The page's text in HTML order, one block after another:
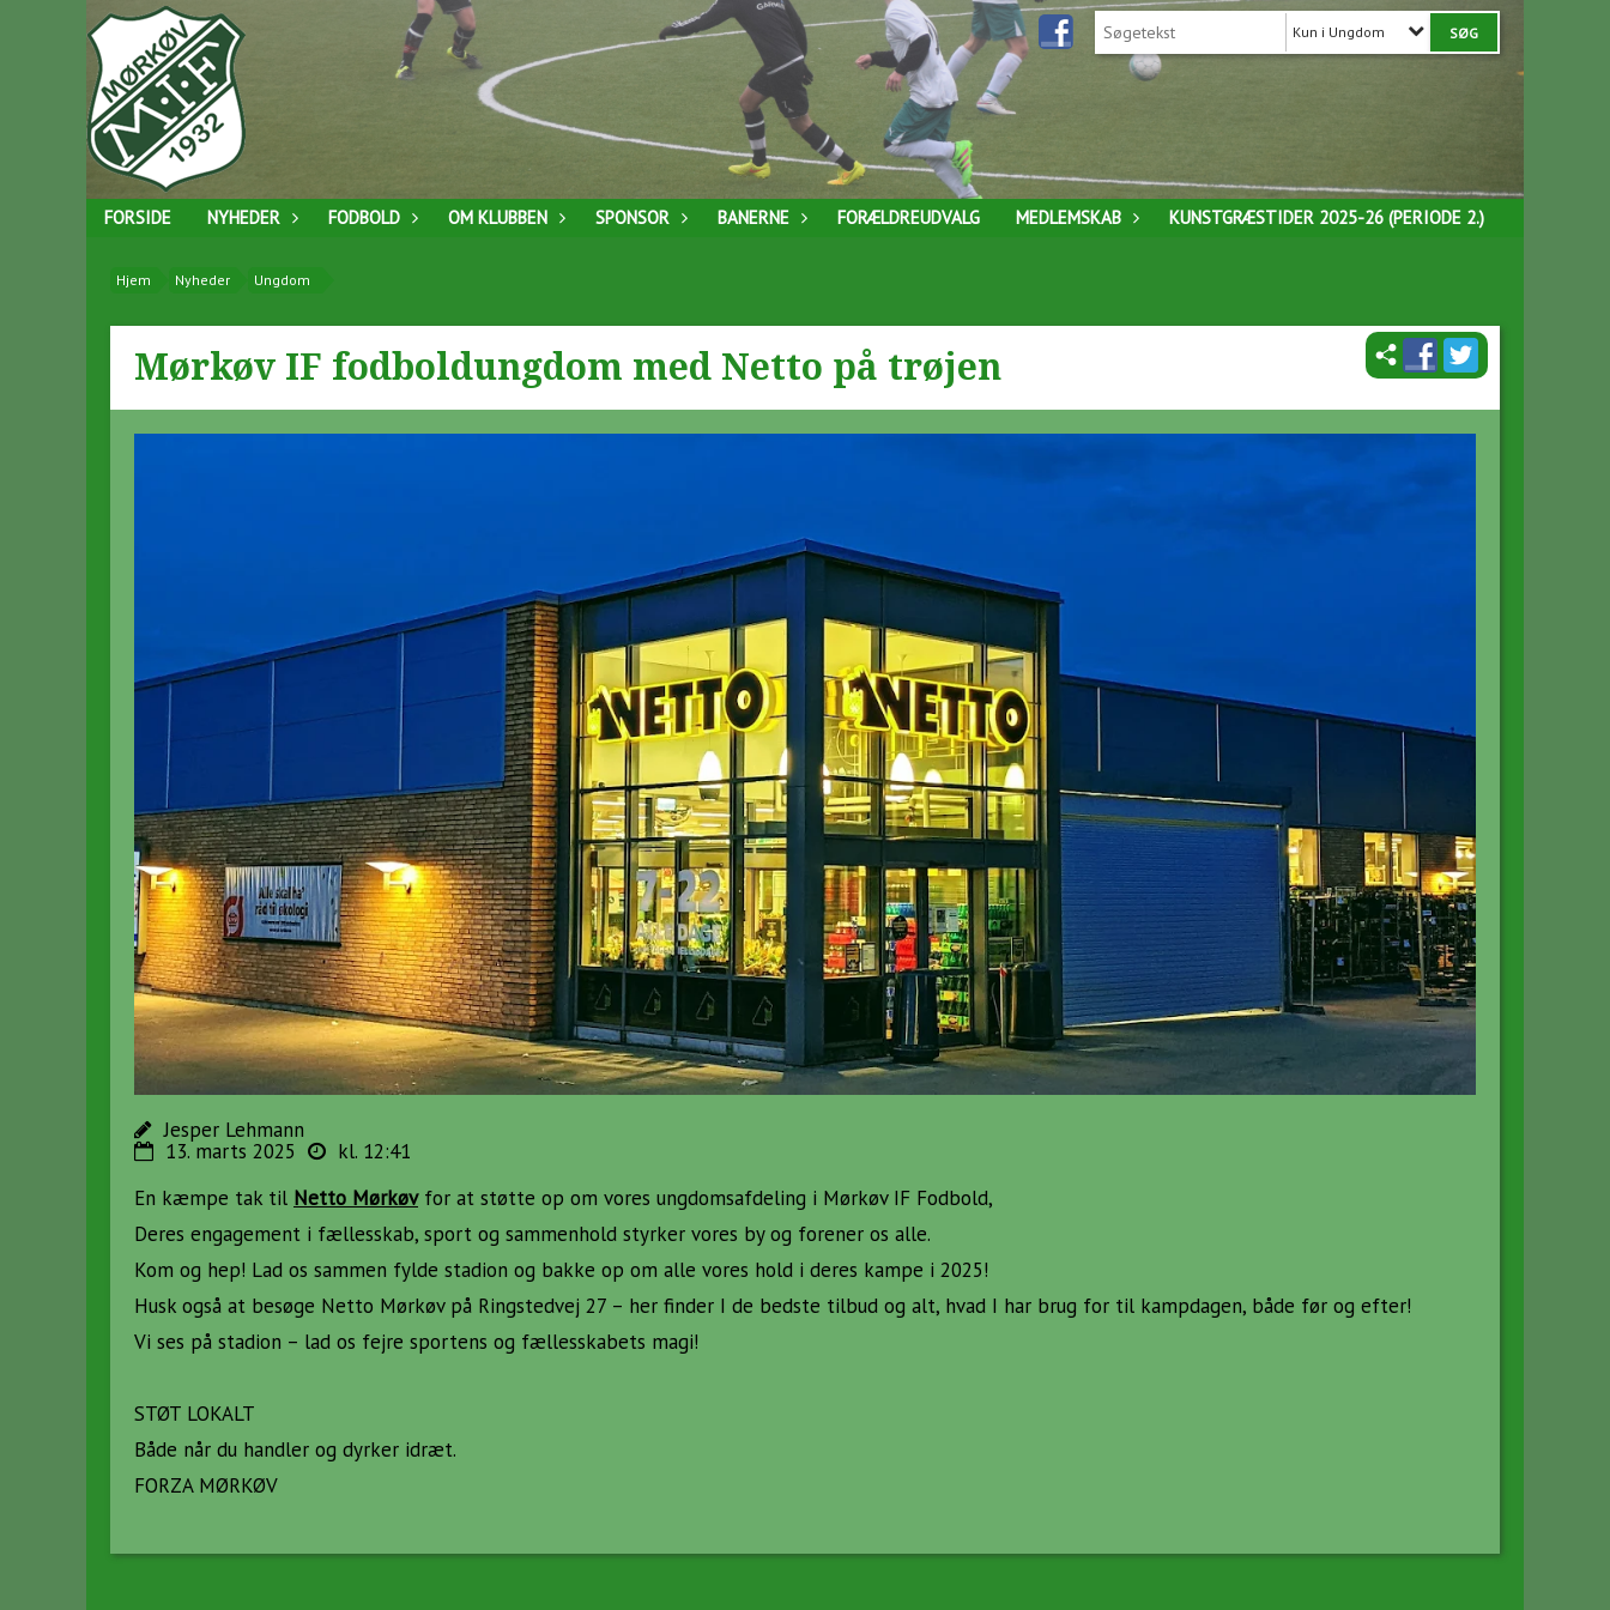
Kun i Ungdom
FORSIDE NYHEDER FODBOLD OM KLUBBEN SPONSOR BANERNE FORÆLDREUDVALG MEDLEMSKAB KUNSTGRÆSTIDER 2025-26 (PERIODE 2.)
Hjem Nyheder Ungdom
Mørkøv IF fodboldungdom med Netto på trøjen
Jesper Lehmann
13. marts 2025
kl. 12:41
En kæmpe tak til Netto Mørkøvfor at støtte op om vores ungdomsafdeling i Mørkøv IF Fodbold,
Deres engagement i fællesskab, sport og sammenhold styrker vores by og forener os alle.
Kom og hep! Lad os sammen fylde stadion og bakke op om alle vores hold i deres kampe i 2025!
Husk også at besøge Netto Mørkøv på Ringstedvej 27 – her finder I de bedste tilbud og alt, hvad I har brug for til kampdagen, både før og efter!
Vi ses på stadion – lad os fejre sportens og fællesskabets magi!
STØT LOKALT
Både når du handler og dyrker idræt.
FORZA MØRKØV